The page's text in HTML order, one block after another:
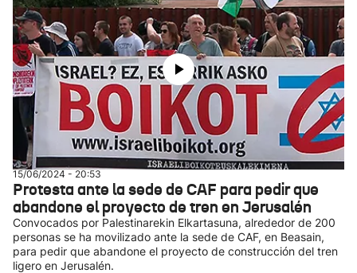
15/06/2024 - 20:53
Protesta ante la sede de CAF para pedir que
abandone el proyecto de tren en Jerusalén
Convocados por Palestinarekin Elkartasuna, alrededor de 200
personas se ha movilizado ante la sede de CAF, en Beasain,
para pedir que abandone el proyecto de construcción del tren
ligero en Jerusalén.